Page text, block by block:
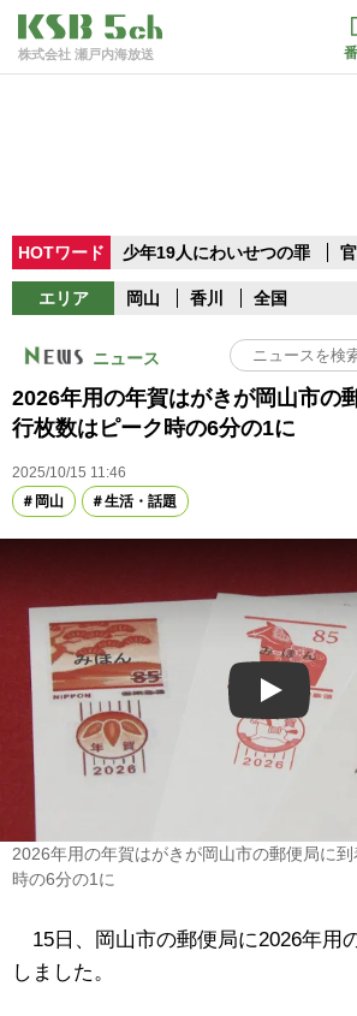
株式会社 瀬戸内海放送
HOTワード 少年19人にわいせつの罪
エリア 岡山 香川 全国
ニュース
2026年用の年賀はがきが岡山市
行枚数はピーク時の6分の1に
2025/10/15 11:46
岡山
生活・話題
Play
2026年用の年賀はがきが岡山市の郵便局に
時の6分の1に
15日、岡山市の郵便局に2026年用
しました。